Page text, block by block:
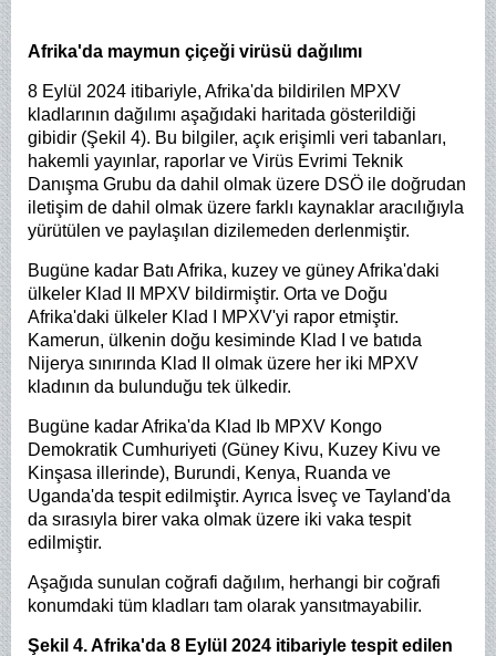
Afrika'da maymun çiçeği virüsü dağılımı
8 Eylül 2024 itibariyle, Afrika'da bildirilen MPXV
kladlarının dağılımı aşağıdaki haritada gösterildiği
gibidir (Şekil 4). Bu bilgiler, açık erişimli veri tabanları,
hakemli yayınlar, raporlar ve Virüs Evrimi Teknik
Danışma Grubu da dahil olmak üzere DSÖ ile doğrudan
iletişim de dahil olmak üzere farklı kaynaklar aracılığıyla
yürütülen ve paylaşılan dizilemeden derlenmiştir.
Bugüne kadar Batı Afrika, kuzey ve güney Afrika'daki
ülkeler Klad II MPXV bildirmiştir. Orta ve Doğu
Afrika'daki ülkeler Klad I MPXV'yi rapor etmiştir.
Kamerun, ülkenin doğu kesiminde Klad I ve batıda
Nijerya sınırında Klad II olmak üzere her iki MPXV
kladının da bulunduğu tek ülkedir.
Bugüne kadar Afrika'da Klad Ib MPXV Kongo
Demokratik Cumhuriyeti (Güney Kivu, Kuzey Kivu ve
Kinşasa illerinde), Burundi, Kenya, Ruanda ve
Uganda'da tespit edilmiştir. Ayrıca İsveç ve Tayland'da
da sırasıyla birer vaka olmak üzere iki vaka tespit
edilmiştir.
Aşağıda sunulan coğrafi dağılım, herhangi bir coğrafi
konumdaki tüm kladları tam olarak yansıtmayabilir.
Şekil 4. Afrika'da 8 Eylül 2024 itibariyle tespit edilen